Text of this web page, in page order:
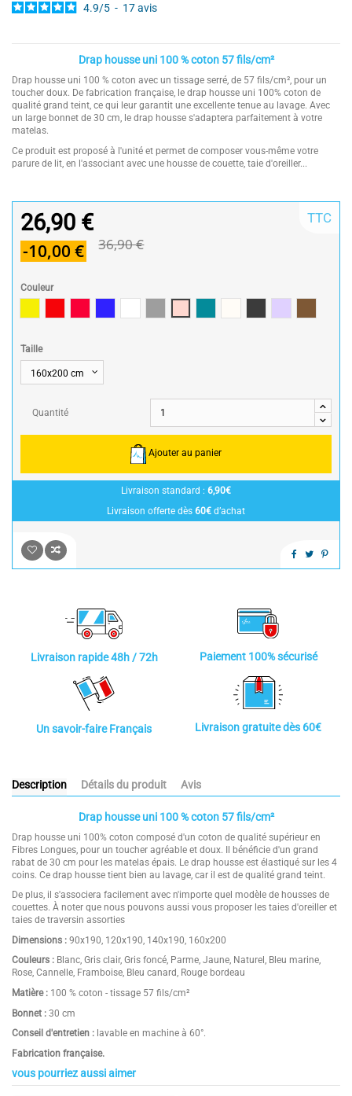
4.9/5 - 17avis
Drap housse uni 100 % coton 57 fils/cm²
Drap housse uni 100 % coton avec un tissage serré, de 57 fils/cm², pour un
toucher doux. De fabrication française, le drap housse uni 100% coton de
qualité grand teint, ce qui leur garantit une excellente tenue au lavage. Avec
un large bonnet de 30 cm, le drap housse s'adaptera parfaitement à votre
matelas.
Ce produit est proposé à l'unité et permet de composer vous-même votre
parure de lit, en l'associant avec une housse de couette, taie d'oreiller...
26,90 €
-10,00 € 36,90 €
TTC
Couleur
Taille
Quantité
Ajouter au panier
Livraison standard : 6,90€
Livraison offerte dès 60€ d’achat
Livraison rapide 48h / 72h Paiement 100% sécurisé
Un savoir-faire Français Livraison gratuite dès 60€
Description Détails du produit Avis
Drap housse uni 100 % coton 57 fils/cm²
Drap housse uni 100% coton composé d'un coton de qualité supérieur en
Fibres Longues, pour un toucher agréable et doux. Il bénéficie d'un grand
rabat de 30 cm pour les matelas épais. Le drap housse est élastiqué sur les 4
coins. Ce drap housse tient bien au lavage, car il est de qualité grand teint.
De plus, il s'associera facilement avec n'importe quel modèle de housses de
couettes. À noter que nous pouvons aussi vous proposer les taies d'oreiller et
taies de traversin assorties
Dimensions : 90x190, 120x190, 140x190, 160x200
Couleurs : Blanc, Gris clair, Gris foncé, Parme, Jaune, Naturel, Bleu marine,
Rose, Cannelle, Framboise, Bleu canard, Rouge bordeau
Matière : 100 % coton - tissage 57 fils/cm²
Bonnet : 30 cm
Conseil d'entretien : lavable en machine à 60°.
Fabrication française.
Composition 100 % coton
vous pourriez aussi aimer